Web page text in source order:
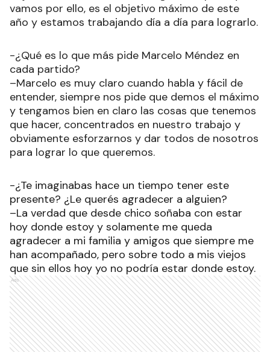
vamos por ello, es el objetivo máximo de este
año y estamos trabajando día a día para lograrlo.
-¿Qué es lo que más pide Marcelo Méndez en
cada partido?
–Marcelo es muy claro cuando habla y fácil de
entender, siempre nos pide que demos el máximo
y tengamos bien en claro las cosas que tenemos
que hacer, concentrados en nuestro trabajo y
obviamente esforzarnos y dar todos de nosotros
para lograr lo que queremos.
-¿Te imaginabas hace un tiempo tener este
presente? ¿Le querés agradecer a alguien?
–La verdad que desde chico soñaba con estar
hoy donde estoy y solamente me queda
agradecer a mi familia y amigos que siempre me
han acompañado, pero sobre todo a mis viejos
que sin ellos hoy yo no podría estar donde estoy.
Ads